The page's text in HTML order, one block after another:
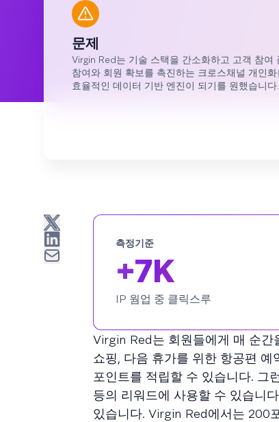
문제
Virgin Red는 기술 스택을 간소화하고 고객 참여
참여와 회원 확보를 촉진하는 크로스채널 개인
효율적인 데이터 기반 엔진이 되기를 원했습니다.
측정기준
+7K
IP 웜업 중 클릭스루
Virgin Red는 회원들에게 매 순간
쇼핑, 다음 휴가를 위한 항공편
포인트를 적립할 수 있습니다. 그
등의 리워드에 사용할 수 있습니
있습니다. Virgin Red에서는 200